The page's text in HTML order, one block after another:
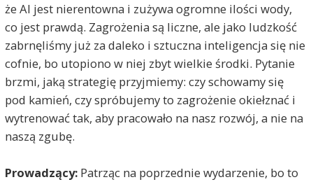
że AI jest nierentowna i zużywa ogromne ilości wody,
co jest prawdą. Zagrożenia są liczne, ale jako ludzkość
zabrnęliśmy już za daleko i sztuczna inteligencja się nie
cofnie, bo utopiono w niej zbyt wielkie środki. Pytanie
brzmi, jaką strategię przyjmiemy: czy schowamy się
pod kamień, czy spróbujemy to zagrożenie okiełznać i
wytrenować tak, aby pracowało na nasz rozwój, a nie na
naszą zgubę.
Prowadzący:Patrząc na poprzednie wydarzenie, bo to